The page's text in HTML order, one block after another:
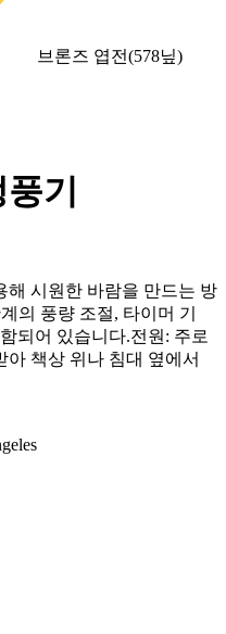
브론즈 엽전(578닢)
기
해 시원한 바람을 만드는 방
의 풍량 조절, 타이머 기
되어 있습니다.전원: 주로
책상 위나 침대 옆에서